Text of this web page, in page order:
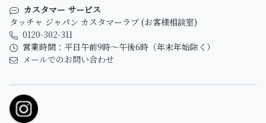
カスタマー サービス
タッチャ ジャパン カスタマーラブ (お客様相談室)
0120-302-311
営業時間：平日午前9時～午後6時（年末年始除く）
メールでのお問い合わせ